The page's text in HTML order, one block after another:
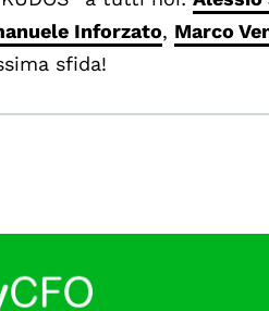
Inforzato, Marco
sfida!